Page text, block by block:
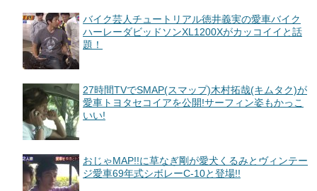
バイク芸人チュートリアル徳井義実の愛車バイク
ハーレーダビッドソンXL1200Xがカッコイイと話
題！
27時間TVでSMAP(スマップ)木村拓哉(キムタク)が
愛車トヨタセコイアを公開!サーフィン姿もかっこ
いい!
おじゃMAP!!に草なぎ剛が愛犬くるみとヴィンテー
ジ愛車69年式シボレーC-10と登場!!